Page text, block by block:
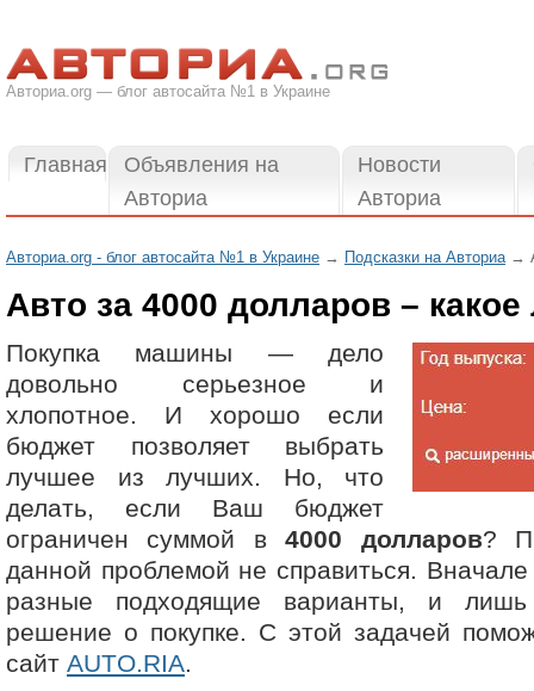
Авториа.org — блог автосайта №1 в Украине
Главная
Объявления на
Авториа
Новости
Авториа
Авториа.org - блог автосайта №1 в Украине → Подсказки на Авториа→
Авто за 4000 долларов –
Покупка машины — дело
довольно серьезное и
хлопотное. И хорошо если
бюджет позволяет выбрать
лучшее из лучших. Но, что
делать, если Ваш бюджет
ограничен суммой в4000 долларов?
данной проблемой не справиться.
разные подходящие варианты, и лишь
решение о покупке. С этой задачей
сайт AUTO.RIA.